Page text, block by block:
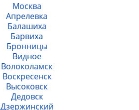
Москва
Апрелевка
Балашиха
Барвиха
Бронницы
Видное
Волоколамск
Воскресенск
Высоковск
Дедовск
Дзержинский